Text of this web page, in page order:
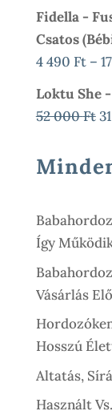
Fidella -
Csatos
4 490 Ft –
Loktu She
52 000Ft
Így
Vásárlás
Hosszú
Altatás,
Használt